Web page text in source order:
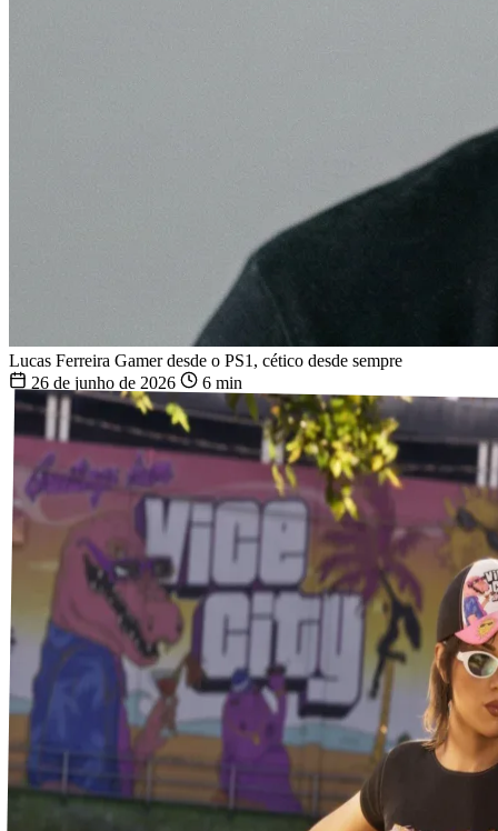
Lucas Ferreira Gamer desde o PS1, cético desde sempre
26 de junho de 2026
6 min